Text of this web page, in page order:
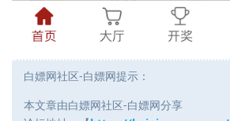
白嫖网社区-白嫖网提示：
本文章由白嫖网社区-白嫖网分享